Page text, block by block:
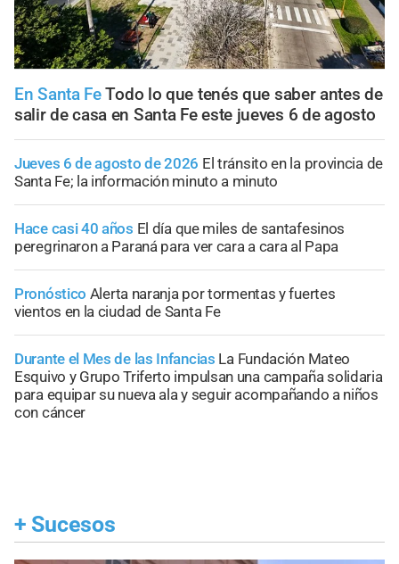
En Santa Fe Todo lo que tenés que saber antes de
salir de casa en Santa Fe este jueves 6 de agosto
Jueves 6 de agosto de 2026 El tránsito en la provincia de
Santa Fe; la información minuto a minuto
Hace casi 40 años El día que miles de santafesinos
peregrinaron a Paraná para ver cara a cara al Papa
Pronóstico Alerta naranja por tormentas y fuertes
vientos en la ciudad de Santa Fe
Durante el Mes de las Infancias La Fundación Mateo
Esquivo y Grupo Triferto impulsan una campaña solidaria
para equipar su nueva ala y seguir acompañando a niños
con cáncer
+ Sucesos